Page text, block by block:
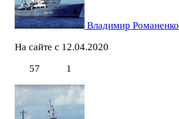
Владимир Романенко
На сайте с 12.04.2020
57
1